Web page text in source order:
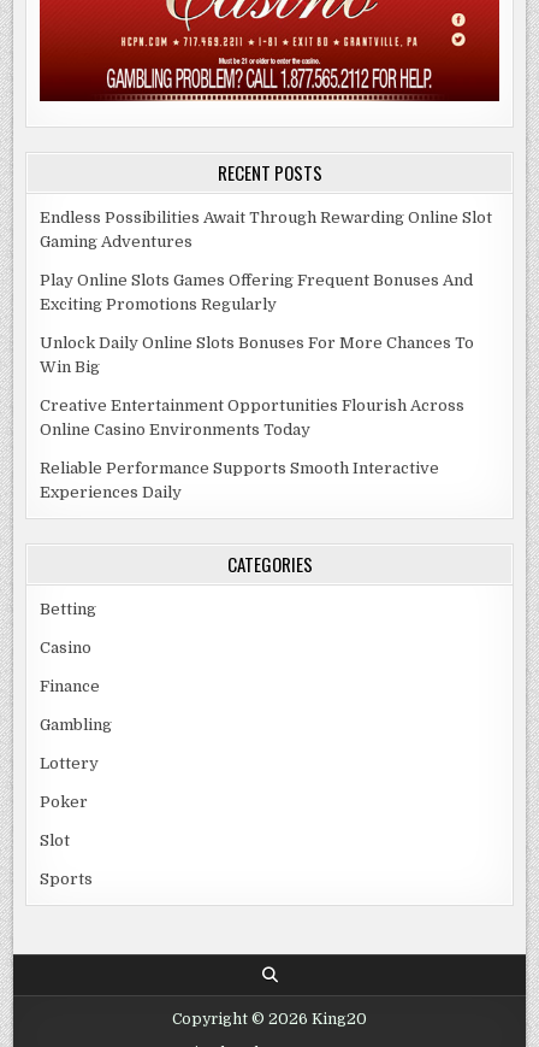
RECENT POSTS
Endless Possibilities Await Through Rewarding Online Slot
Gaming Adventures
Play Online Slots Games Offering Frequent Bonuses And
Exciting Promotions Regularly
Unlock Daily Online Slots Bonuses For More Chances To
Win Big
Creative Entertainment Opportunities Flourish Across
Online Casino Environments Today
Reliable Performance Supports Smooth Interactive
Experiences Daily
CATEGORIES
Betting
Casino
Finance
Gambling
Lottery
Poker
Slot
Sports
Copyright © 2026 King20